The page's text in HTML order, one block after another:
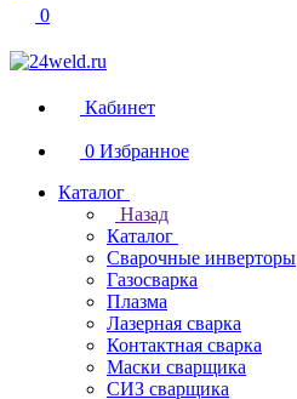
0
Кабинет
0 Избранное
Каталог
Назад
Каталог
Сварочные инверторы
Газосварка
Плазма
Лазерная сварка
Контактная сварка
Маски сварщика
СИЗ сварщика